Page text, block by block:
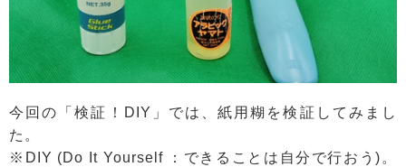
今回の「検証！DIY」では、紙用糊を検証してみまし
た。
※DIY (Do It Yourself ：できることは自分で行おう)。